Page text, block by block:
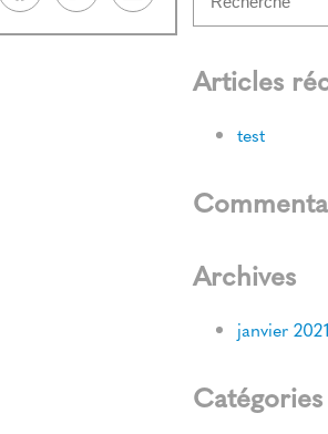
Articles
test
Archives
janvier 2021
Catégories